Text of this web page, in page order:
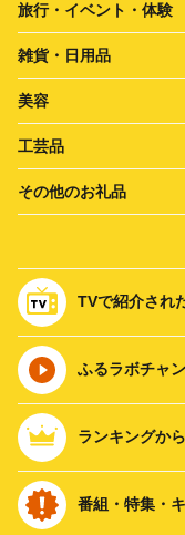
旅行・イベント・体験
雑貨・日用品
美容
工芸品
その他のお礼品
TVで紹介され
ふるラボチャ
ランキングか
番組・特集・